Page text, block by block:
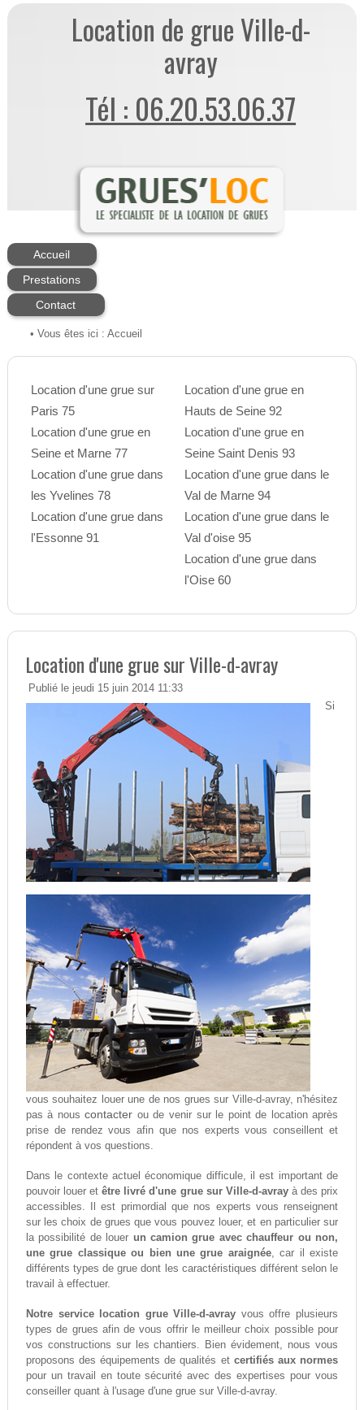
Location de grue Ville-d-
avray
Tél : 06.20.53.06.37
Accueil
Prestations
Contact
• Vous êtes ici : Accueil
Location d'une grue sur
Paris 75
Location d'une grue en
Seine et Marne 77
Location d'une grue dans
les Yvelines 78
Location d'une grue dans
l'Essonne 91
Location d'une grue en
Hauts de Seine 92
Location d'une grue en
Seine Saint Denis 93
Location d'une grue dans le
Val de Marne 94
Location d'une grue dans le
Val d'oise 95
Location d'une grue dans
l'Oise 60
Location d'une grue sur Ville-d-avray
Publié le jeudi 15 juin 2014 11:33
Si
vous souhaitez louer une de nos grues sur Ville-d-avray, n'hésitez
pas à nouscontacter ou de venir sur le point de location après
prise de rendez vous afin que nos experts vous conseillent et
répondent à vos questions.
Dans le contexte actuel économique difficule, il est important de
pouvoir louer etêtre livré d'une grue sur Ville-d-avrayà des prix
accessibles. Il est primordial que nos experts vous renseignent
sur les choix de grues que vous pouvez louer, et en particulier sur
la possibilité de louer un camion grue avec chauffeur ou non,
une grue classique ou bien une grue araignée, car il existe
différents types de grue dont les caractéristiques différent selon le
travail à effectuer.
Notre service location grue Ville-d-avray vous offre plusieurs
types de grues afin de vous offrir le meilleur choix possible pour
vos constructions sur les chantiers. Bien évidement, nous vous
proposons des équipements de qualités et certifiés aux normes
pour un travail en toute sécurité avec des expertises pour vous
conseiller quant à l'usage d'une grue sur Ville-d-avray.